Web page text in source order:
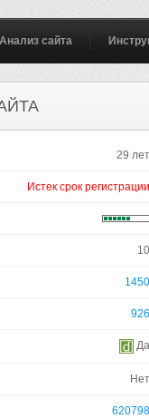
Анализ сайта
29 лет
Истек срок регистрации
10
1450
926
Да
Нет
620798